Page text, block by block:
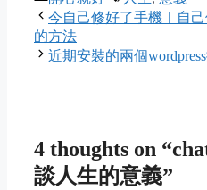
今自己修好了手機︱自
的方法
近期安裝的兩個
4 thoughts on
談人生的意義”